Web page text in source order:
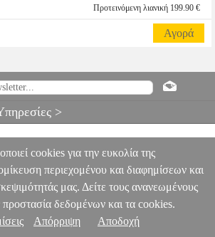
Προτεινόμενη λιανική 199.90 €
Αγορά
>
cookies για την ευκολία της
περιεχομένου και διαφημίσεων και
μας. Δείτε τους ανανεωμένους
προστασία δεδομένων και τα cookies.
Απόρριψη Αποδοχή